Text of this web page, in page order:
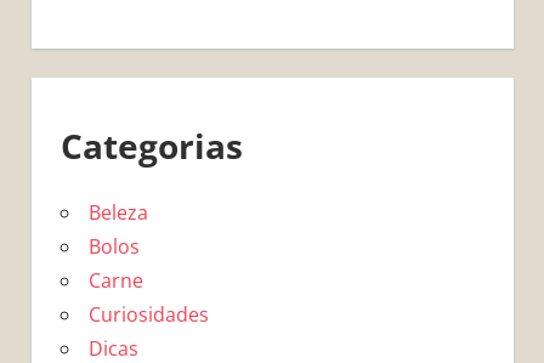
Categorias
Beleza
Bolos
Carne
Curiosidades
Dicas